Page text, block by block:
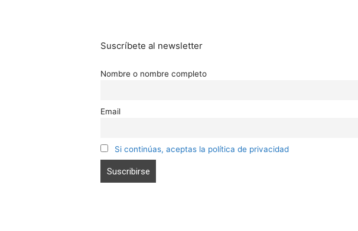
Suscríbete al newsletter
Nombre o nombre completo
Email
Si continúas, aceptas la política de privacidad